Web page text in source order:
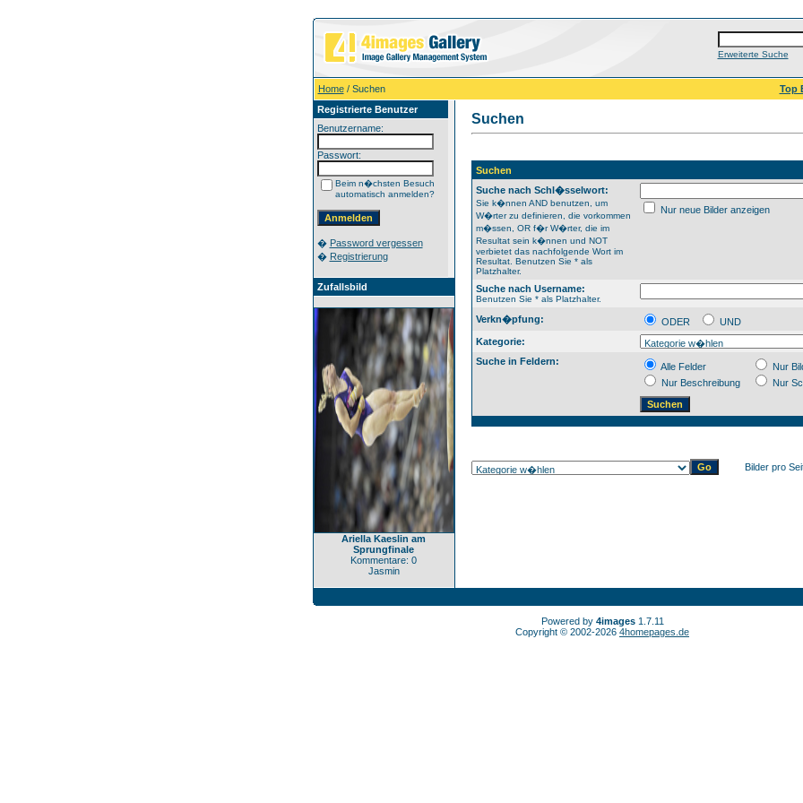
Erweiterte Suche
Home/ Suchen
Top
Registrierte Benutzer
Benutzername:
Passwort:
Beim n�chsten Besuch
automatisch anmelden?
� Password vergessen
� Registrierung
Zufallsbild
Ariella Kaeslin am
Sprungfinale
Kommentare: 0
Jasmin
Suchen
Suchen
Suche nach Schl�sselwort:
Sie k�nnen AND benutzen, um
W�rter zu definieren, die vorkommen
m�ssen, OR f�r W�rter, die im
Resultat sein k�nnen und NOT
verbietet das nachfolgende Wort im
Resultat. Benutzen Sie * als
Platzhalter.
Nur neue Bilder anzeigen
Suche nach Username:
Benutzen Sie * als Platzhalter.
Verkn�pfung: ODER
UND
Kategorie:
Suche in Feldern:
Alle Felder
Nur
Nur Beschreibung
Nur
Bilder pro
Powered by 4images1.7.11
Copyright © 2002-2026 4homepages.de